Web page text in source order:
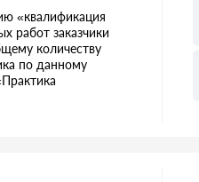
«квалификация
работ заказчики
количеству
по данному